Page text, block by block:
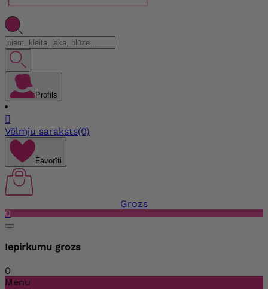
Profils

Vēlmju saraksts(0)
Favorīti
Grozs
0
Iepirkumu grozs
0
Menu